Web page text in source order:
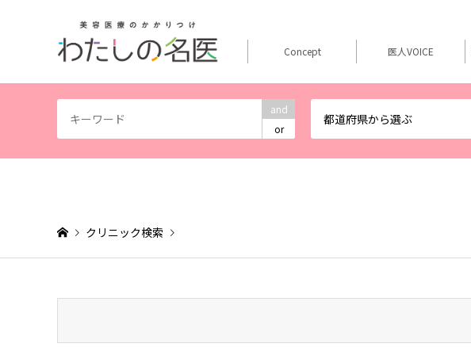
and
or
都道府県から選ぶ
Concept 医人VOICE
クリニック検索